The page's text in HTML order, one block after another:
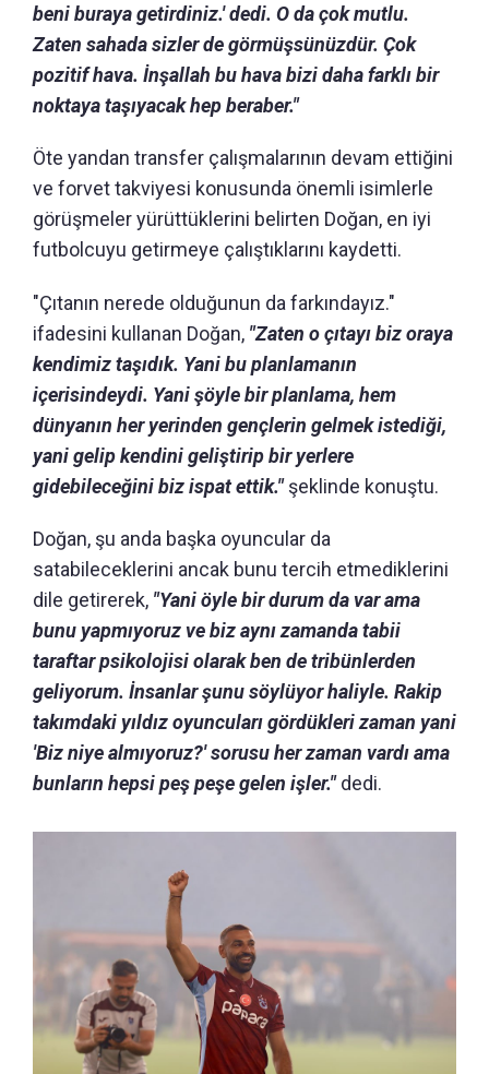
beni buraya getirdiniz.' dedi. O da çok mutlu.
Zaten sahada sizler de görmüşsünüzdür. Çok
pozitif hava. İnşallah bu hava bizi daha farklı bir
noktaya taşıyacak hep beraber."
Öte yandan transfer çalışmalarının devam ettiğini
ve forvet takviyesi konusunda önemli isimlerle
görüşmeler yürüttüklerini belirten Doğan, en iyi
futbolcuyu getirmeye çalıştıklarını kaydetti.
"Çıtanın nerede olduğunun da farkındayız."
ifadesini kullanan Doğan, "Zaten o çıtayı biz oraya
kendimiz taşıdık. Yani bu planlamanın
içerisindeydi. Yani şöyle bir planlama, hem
dünyanın her yerinden gençlerin gelmek istediği,
yani gelip kendini geliştirip bir yerlere
gidebileceğini biz ispat ettik."şeklinde konuştu.
Doğan, şu anda başka oyuncular da
satabileceklerini ancak bunu tercih etmediklerini
dile getirerek, "Yani öyle bir durum da var ama
bunu yapmıyoruz ve biz aynı zamanda tabii
taraftar psikolojisi olarak ben de tribünlerden
geliyorum. İnsanlar şunu söylüyor haliyle. Rakip
takımdaki yıldız oyuncuları gördükleri zaman yani
'Biz niye almıyoruz?' sorusu her zaman vardı ama
bunların hepsi peş peşe gelen işler."dedi.